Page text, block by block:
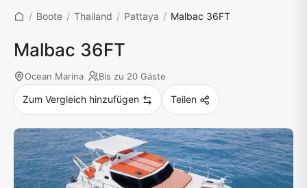
/ Boote / Thailand / Pattaya / Malbac 36FT
Malbac 36FT
Ocean Marina Bis zu 20 Gäste
Zum Vergleich hinzufügen Teilen